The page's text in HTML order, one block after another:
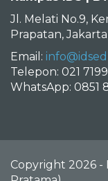
Jl. Melati No.9,
Prapatan,
Email:
Telepon: 021 7199
WhatsApp: 0851
Copyright 2026 -